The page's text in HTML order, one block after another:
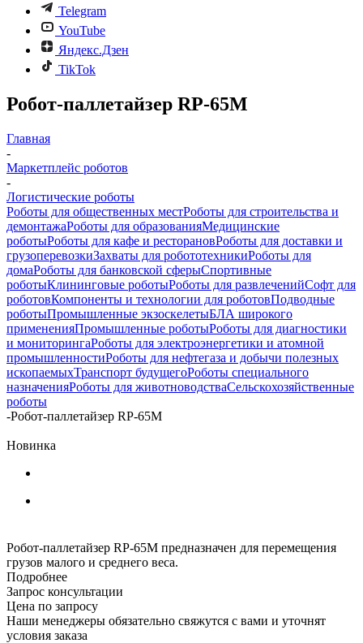
Telegram
YouTube
Яндекс.Дзен
TikTok
Робот-паллетайзер RP-65M
Главная
-
Маркетплейс роботов
-
Логистические роботы
Роботы для общественных местРоботы для строительства и
демонтажаРоботы для образованияМедицинские
роботыРоботы для кафе и ресторановРоботы для доставки и
грузоперевозкиЗахваты для робототехникиРоботы для
домаРоботы для банковской сферыСпортивные
роботыКлининговые роботыРоботы для развлеченийСофт для
роботовКомпоненты и технологии для роботовПодводные
роботыПромышленные экзоскелетыБЛА широкого
примененияПромышленные роботыРоботы для диагностики
и мониторингаРоботы для электроэнергетики и атомной
промышленностиРоботы для нефтегаза и добычи полезных
ископаемыхТранспорт будущегоРоботы специального
назначенияРоботы для животноводстваСельскохозяйственные
роботы
-Робот-паллетайзер RP-65M
Новинка
Робот-паллетайзер RP-65M предназначен для перемещения
грузов малого и среднего веса.
Подробнее
Запрос консультации
Цена по запросу
Наши менеджеры обязательно свяжутся с вами и уточнят
условия заказа